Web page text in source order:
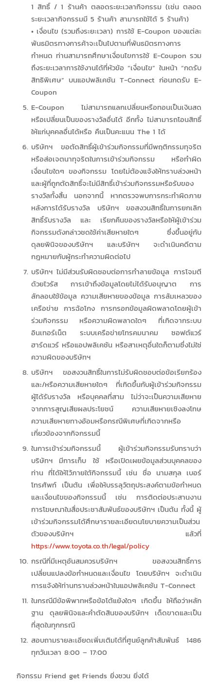
1 สิทธิ์ / 1 ร้านค้า ตลอดระยะเวลากิจกรรม (เช่น ตลอด
ระยะเวลากิจกรรมมี 5 ร้านค้า สามารถใช้ได้ 5 ร้านค้า)
• เงื่อนไข (รวมถึงระยะเวลา) การใช้ E-Coupon ของแต่ละ
พันธมิตรทางการค้าจะเป็นไปตามที่พันธมิตรทางการ
กำหนด ท่านสามารถศึกษาเงื่อนไขการใช้ E-Coupon รวม
ถึงระยะเวลาการใช้งานได้ที่หัวข้อ “เงื่อนไข” ในหน้า “กดรับ
สิทธิพิเศษ” บนแอปพลิเคชัน T-Connect ก่อนกดรับ E-
Coupon
E-Coupon ไม่สามารถแลกเปลี่ยนหรือทอนเป็นเงินสด
หรือเปลี่ยนเป็นของรางวัลอื่นได้ อีกทั้ง ไม่สามารถโอนสิทธิ์
ให้แก่บุคคลอื่นได้หรือ คืนเป็นคะแนน The 1 ได้
บริษัทฯ ขอตัดสิทธิ์ผู้เข้าร่วมกิจกรรมที่มีพฤติกรรมทุจริต
หรือส่อเจตนาทุจริตในการเข้าร่วมกิจกรรม หรือทำผิด
เงื่อนไขใดๆ ของกิจกรรม โดยไม่ต้องแจ้งให้ทราบล่วงหน้า
และผู้ที่ถูกตัดสิทธิ์จะไม่มีสิทธิ์เข้าร่วมกิจกรรมหรือรับของ
รางวัลทั้งสิ้น นอกจากนี้ หากตรวจพบการกระทำผิดภาย
หลังการได้รับรางวัล บริษัทฯ ขอสงวนสิทธิ์ในการยกเลิก
สิทธิ์รับรางวัล และ เรียกคืนของรางวัลหรือให้ผู้เข้าร่วม
กิจกรรมดังกล่าวชดใช้ค่าเสียหายใดๆ ซึ่งขึ้นอยู่กับ
ดุลยพินิจของบริษัทฯ และบริษัทฯ จะดำเนินคดีตาม
กฎหมายกับผู้กระทำความผิดต่อไป
บริษัทฯ ไม่มีส่วนรับผิดชอบต่อการทำลายข้อมูล การโจมตี
ด้วยไวรัส การเข้าถึงข้อมูลโดยไม่ได้รับอนุญาต การ
ลักลอบใช้ข้อมูล ความเสียหายของข้อมูล การล้มเหลวของ
เครือข่าย การฉ้อโกง การกรอกข้อมูลผิดพลาดโดยผู้เข้า
ร่วมกิจกรรม หรือความผิดพลาดใดๆ ที่เกิดจากระบบ
อินเทอร์เน็ต ระบบเครือข่ายโทรคมนาคม ซอฟต์แวร์
ฮาร์ดแวร์ หรือแอปพลิเคชัน หรือสาเหตุอื่นใดก็ตามซึ่งไม่ใช่
ความผิดของบริษัทฯ
บริษัทฯ ขอสงวนสิทธิ์ในการไม่รับผิดชอบต่อข้อเรียกร้อง
และ/หรือความเสียหายใดๆ ที่เกิดขึ้นกับผู้เข้าร่วมกิจกรรม
ผู้ได้รับรางวัล หรือบุคคลที่สาม ไม่ว่าจะเป็นความเสียหาย
จากการสูญเสียผลประโยชน์ ความเสียหายเชิงลงโทษ
ความเสียหายทางอ้อมหรือกรณีพิเศษที่เกิดจากหรือ
เกี่ยวข้องจากกิจกรรมนี้
ในการเข้าร่วมกิจกรรมนี้ ผู้เข้าร่วมกิจกรรมรับทราบว่า
บริษัทฯ มีการเก็บ ใช้ หรือเปิดเผยข้อมูลส่วนบุคคลของ
ท่าน ที่ได้ให้ไว้ภายใต้กิจกรรมนี้ เช่น ชื่อ นามสกุล เบอร์
โทรศัพท์ เป็นต้น เพื่อให้บรรลุวัตถุประสงค์ตามข้อกำหนด
และเงื่อนไขของกิจกรรมนี้ เช่น การติดต่อประสานงาน
การโฆษณาในสื่อประชาสัมพันธ์ของบริษัทฯ เป็นต้น ทั้งนี้ ผู้
เข้าร่วมกิจกรรมได้ศึกษารายละเอียดนโยบายความเป็นส่วน
ตัวของบริษัทฯ แล้วที่
https://www.toyota.co.th/legal/policy
กรณีที่มีเหตุอันสมควรบริษัทฯ ขอสงวนสิทธิ์การ
เปลี่ยนแปลงข้อกำหนดและเงื่อนไข โดยบริษัทฯ จะดำเนิน
การแจ้งให้ท่านทราบล่วงหน้าในแอปพลิเคชัน T-Connect
ในกรณีมีข้อพิพาทหรือข้อโต้แย้งใดๆ เกิดขึ้น ให้ถือว่าหลัก
ฐาน ดุลยพินิจและคำตัดสินของบริษัทฯ เด็ดขาดและเป็น
ที่สุดในทุกกรณี
สอบถามรายละเอียดเพิ่มเติมได้ที่ศูนย์ลูกค้าสัมพันธ์ 1486
ทุกวันเวลา 8:00 – 17:00
กิจกรรม Friend get Friends ยิ่งชวน ยิ่งได้